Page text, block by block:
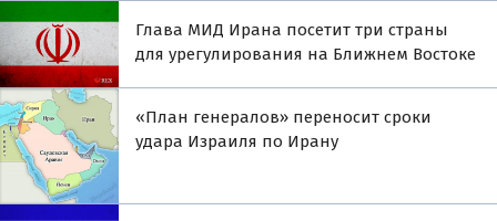
Глава МИД Ирана посетит три страны
для урегулирования на Ближнем Востоке
«План генералов» переносит сроки
удара Израиля по Ирану